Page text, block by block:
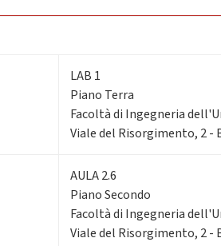
LAB 1
Piano Terra
Facoltà di Ingegneria
Viale del Risorgimento, 2 -
AULA 2.6
Piano Secondo
Facoltà di Ingegneria
Viale del Risorgimento, 2 -